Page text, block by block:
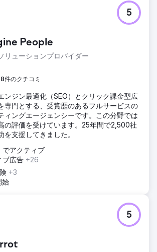
インドのヘルスケア市場における既存の大
るような、新しいオンラインストアを構築
とPPCの専門家を探していました。複数の
ていましたが、これらのページは検索エン
料広告のパフォーマンスに最適化されてお
クとコンバージョンの獲得が制限されてい
、ランキングを向上させ、ターゲット層へ
増やし、収益を拡大できるデジタルマーケ
ーが必要だったのです。
、クライアントのヘルスケアECサイトの包
まりました。監査の結果、SEO構造、ペー
キャンペーンの準備状況に重要な課題があ
した。これらの調査結果に基づき、商品ペ
ーワードターゲティングの改善、サイト全
向上を含む戦略プランを実行しました。ま
ソリティを高め、オーガニック検索ランキ
ための集中的なバックリンク戦略も実施し
を通じてROASを5倍に向上させ、オーガニ
、キーワードランキング、コンバージョン
せ、結果として売上全体の向上を実現しま
People
リューションプロバイダー
件のクチコミ
5
ンジン最適化（SEO）とクリック課金型広
専門とする、受賞歴のあるフルサービスの
ィングエージェンシーです。この分野では
の評価を受けています。25年間で2,500社
を支援してきました。
アクティブ
ブ広告 +26
+3
始
5